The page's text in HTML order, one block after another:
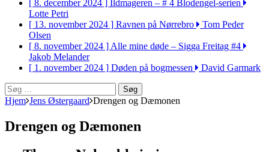
[ 8. december 2024 ] Ildmageren – # 4 Blodengel-serien
Lotte Petri
[ 13. november 2024 ] Ravnen på Nørrebro
Tom Peder
Olsen
[ 8. november 2024 ]Alle mine døde – Sigga Freitag #4
Jakob Melander
[ 1. november 2024 ] Døden på bogmessen
David Garmark
Søg
efter:
Hjem Jens Østergaard Drengen og Dæmonen
Drengen og Dæmonen